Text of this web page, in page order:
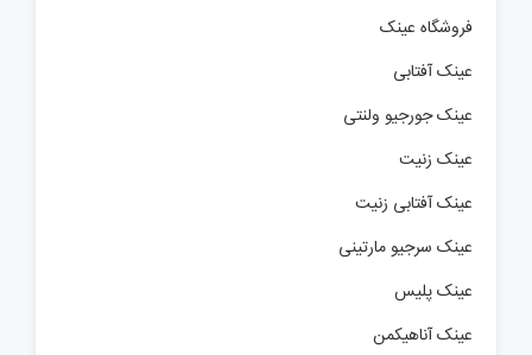
فروشگاه عینک
عینک آفتابی
عینک جورجیو ولنتی
عینک زنیت
عینک آفتابی زنیت
عینک سرجیو مارتینی
عینک پلیس
عینک آناهیکمن